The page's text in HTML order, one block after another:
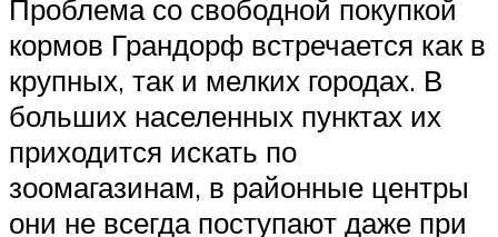
Проблема со свободной покупкой
кормов Грандорф встречается как в
крупных, так и мелких городах. В
больших населенных пунктах их
приходится искать по
зоомагазинам, в районные центры
они не всегда поступают даже при